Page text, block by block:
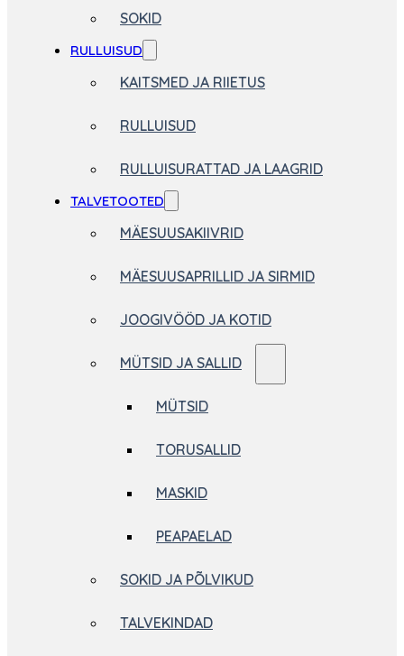
SOKID
RULLUISUD
KAITSMED JA RIIETUS
RULLUISUD
RULLUISURATTAD JA LAAGRID
TALVETOOTED
MÄESUUSAKIIVRID
MÄESUUSAPRILLID JA SIRMID
JOOGIVÖÖD JA KOTID
MÜTSID JA SALLID
MÜTSID
TORUSALLID
MASKID
PEAPAELAD
SOKID JA PÕLVIKUD
TALVEKINDAD